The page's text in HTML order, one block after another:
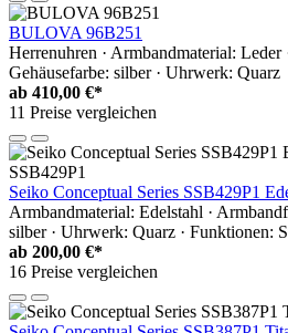
BULOVA 96B251
Herrenuhren · Armbandmaterial: Leder
Gehäusefarbe: silber · Uhrwerk: Quarz
ab 410,00 €*
11 Preise vergleichen
Seiko Conceptual Series SSB429P1
Armbandmaterial: Edelstahl ·
silber · Uhrwerk: Quarz · Funktionen:
ab 200,00 €*
16 Preise vergleichen